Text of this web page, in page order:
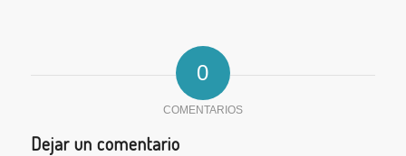
0
COMENTARIOS
Dejar un comentario